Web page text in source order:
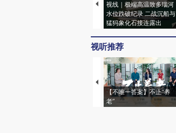
视线｜极端高温致多瑙河
水位跌破纪录 二战沉船与
猛犸象化石接连露出
视听推荐
【不唯一答案】不止“养
老”